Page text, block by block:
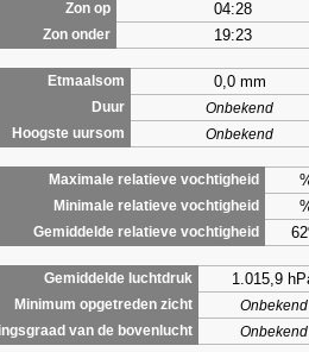
Zon op 04:28
Zon onder 19:23
Etmaalsom 0,0 mm
Duur
Onbekend
Hoogste uursom
Onbekend
Maximale relatieve vochtigheid
Minimale relatieve vochtigheid
Gemiddelde relatieve vochtigheid
Gemiddelde luchtdruk 1.015,9
Minimum opgetreden zicht
Onbekend
van de bovenlucht
Onbekend